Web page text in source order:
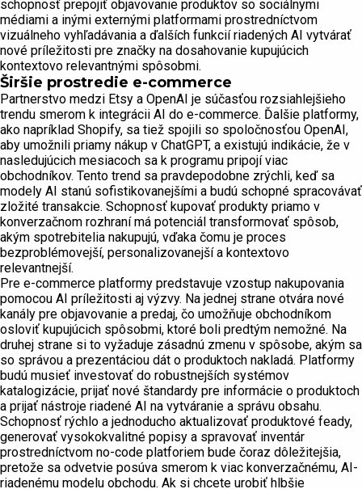
schopnosť prepojiť objavovanie produktov so sociálnymi
médiami a inými externými platformami prostredníctvom
vizuálneho vyhľadávania a ďalších funkcií riadených AI vytvárať
nové príležitosti pre značky na dosahovanie kupujúcich
kontextovo relevantnými spôsobmi.
Širšie prostredie e-commerce
Partnerstvo medzi Etsy a OpenAI je súčasťou rozsiahlejšieho
trendu smerom k integrácii AI do e-commerce. Ďalšie platformy,
ako napríklad Shopify, sa tiež spojili so spoločnosťou OpenAI,
aby umožnili priamy nákup v ChatGPT, a existujú indikácie, že v
nasledujúcich mesiacoch sa k programu pripojí viac
obchodníkov. Tento trend sa pravdepodobne zrýchli, keď sa
modely AI stanú sofistikovanejšími a budú schopné spracovávať
zložité transakcie. Schopnosť kupovať produkty priamo v
konverzačnom rozhraní má potenciál transformovať spôsob,
akým spotrebitelia nakupujú, vďaka čomu je proces
bezproblémovejší, personalizovanejší a kontextovo
relevantnejší.
Pre e-commerce platformy predstavuje vzostup nakupovania
pomocou AI príležitosti aj výzvy. Na jednej strane otvára nové
kanály pre objavovanie a predaj, čo umožňuje obchodníkom
osloviť kupujúcich spôsobmi, ktoré boli predtým nemožné. Na
druhej strane si to vyžaduje zásadnú zmenu v spôsobe, akým sa
so správou a prezentáciou dát o produktoch nakladá. Platformy
budú musieť investovať do robustnejších systémov
katalogizácie, prijať nové štandardy pre informácie o produktoch
a prijať nástroje riadené AI na vytváranie a správu obsahu.
Schopnosť rýchlo a jednoducho aktualizovať produktové feady,
generovať vysokokvalitné popisy a spravovať inventár
prostredníctvom no-code platforiem bude čoraz dôležitejšia,
pretože sa odvetvie posúva smerom k viac konverzačnému, AI-
riadenému modelu obchodu. Ak si chcete urobiť hlbšie